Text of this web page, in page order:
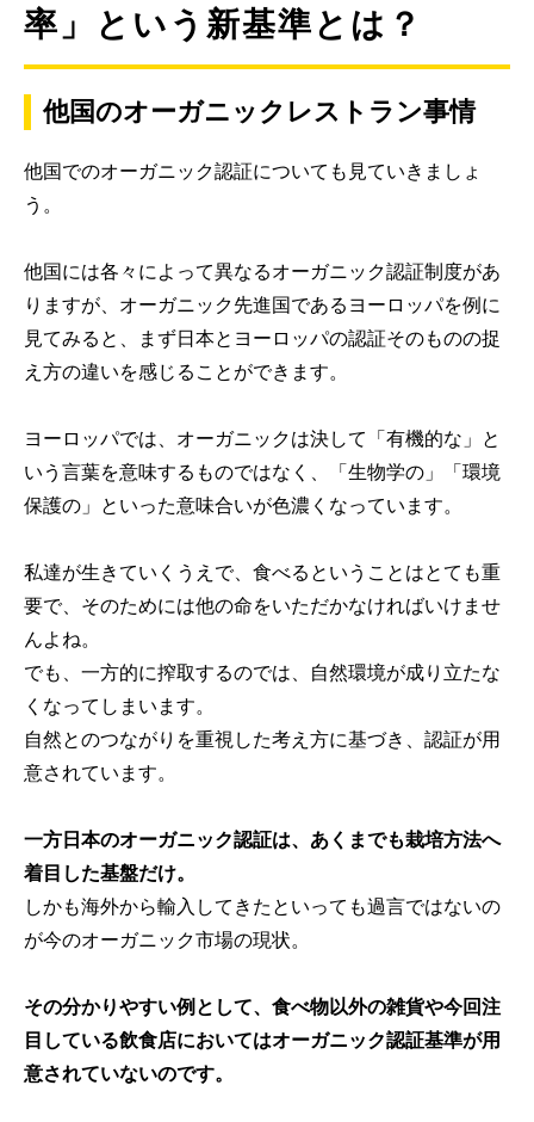
率」という新基準とは？
他国のオーガニックレストラン事情
他国でのオーガニック認証についても見ていきましょ
う。
他国には各々によって異なるオーガニック認証制度があ
りますが、オーガニック先進国であるヨーロッパを例に
見てみると、まず日本とヨーロッパの認証そのものの捉
え方の違いを感じることができます。
ヨーロッパでは、オーガニックは決して「有機的な」と
いう言葉を意味するものではなく、「生物学の」「環境
保護の」といった意味合いが色濃くなっています。
私達が生きていくうえで、食べるということはとても重
要で、そのためには他の命をいただかなければいけませ
んよね。
でも、一方的に搾取するのでは、自然環境が成り立たな
くなってしまいます。
自然とのつながりを重視した考え方に基づき、認証が用
意されています。
一方日本のオーガニック認証は、あくまでも栽培方法へ
着目した基盤だけ。
しかも海外から輸入してきたといっても過言ではないの
が今のオーガニック市場の現状。
その分かりやすい例として、食べ物以外の雑貨や今回注
目している飲食店においてはオーガニック認証基準が用
意されていないのです。